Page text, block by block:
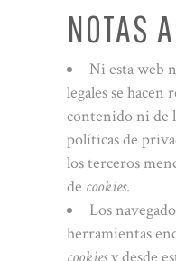
NOTAS
Ni esta web
legales se hacen
contenido ni de
políticas de
los terceros
de cookies.
Los
herramientas
cookiesy desde